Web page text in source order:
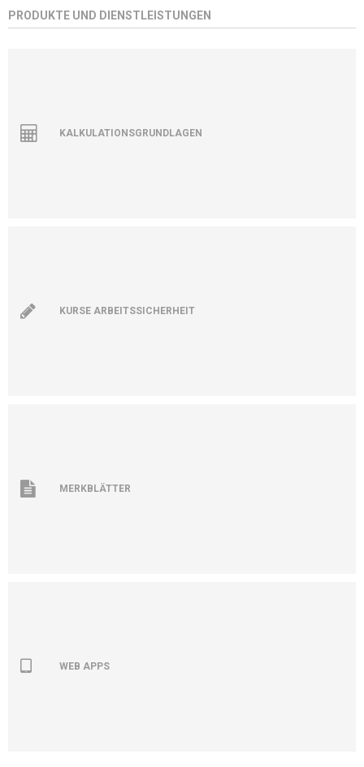
PRODUKTE UND DIENSTLEISTUNGEN
KALKULATIONSGRUNDLAGEN
KURSE ARBEITSSICHERHEIT
MERKBLÄTTER
WEB APPS